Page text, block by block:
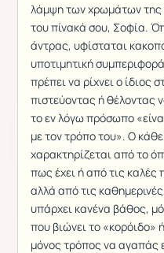
λάμψη των χρωμάτων της
του πίνακά σου, Σοφία.
άντρας, υφίσταται
υποτιμητική
πρέπει να ρίχνει ο ίδιος
πιστεύοντας ή θέλοντας
το εν λόγω πρόσωπο
με τον τρόπο του». Ο
χαρακτηρίζεται από το
πως έχει ή από τις καλές
αλλά από τις
υπάρχει κανένα βάθος,
που βιώνει το «κορόιδο»
μόνος τρόπος να αγαπάς